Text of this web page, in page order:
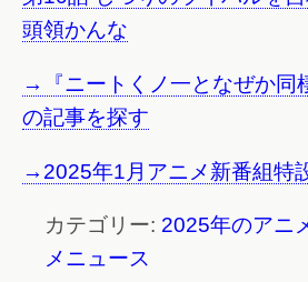
頭領かんな
→『ニートくノ一となぜか同
の記事を探す
→2025年1月アニメ新番組特
カテゴリー: 2025年のアニ
メニュース